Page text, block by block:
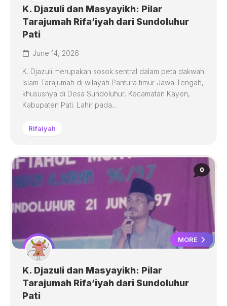
K. Djazuli dan Masyayikh: Pilar
Tarajumah Rifa’iyah dari Sundoluhur
Pati
June 14, 2026
K. Djazuli merupakan sosok sentral dalam peta dakwah
Islam Tarajumah di wilayah Pantura timur Jawa Tengah,
khususnya di Desa Sundoluhur, Kecamatan Kayen,
Kabupaten Pati. Lahir pada...
Rifaiyah
0
MORE
K. Djazuli dan Masyayikh: Pilar
Tarajumah Rifa’iyah dari Sundoluhur
Pati